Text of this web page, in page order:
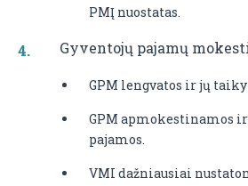
PMĮ nuostatas.
Gyventojų pajamų
GPM lengvatos ir jų
GPM apmokestinamos
pajamos.
VMI dažniausiai